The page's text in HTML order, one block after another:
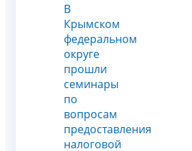
В
Крымском
федеральном
округе
прошли
семинары
по
вопросам
предоставления
налоговой